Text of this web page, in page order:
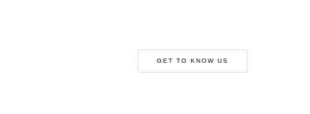
GET TO KNOW US